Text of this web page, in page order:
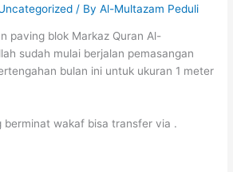
/ ByAl-Multazam Peduli
paving blok Markaz Quran Al-
sudah mulai berjalan pemasangan
bulan ini untuk ukuran 1 meter
berminat wakaf bisa transfer via .